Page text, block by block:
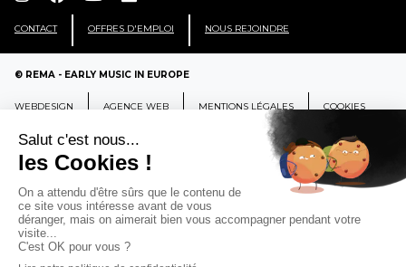
CONTACT OFFRES D'EMPLOI NOUS REJOINDRE
© REMA - EARLY MUSIC IN EUROPE
WEBDESIGN AGENCE WEB MENTIONS LÉGALES COOKIES
REMA
RÉSEAU EUROPÉEN DE MUSIQUE
ANCIENNE EUROPEAN EARLY MUSIC